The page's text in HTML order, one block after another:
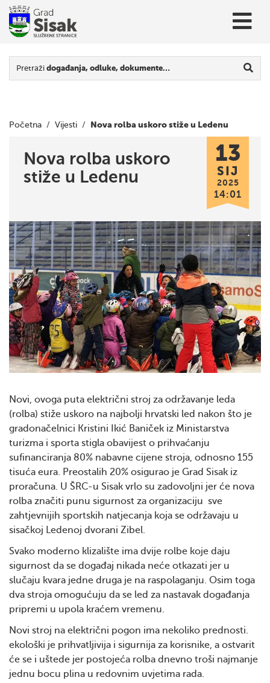
Pretraži događanja, odluke, dokumente…
Početna / Vijesti / Nova rolba uskoro stiže u Ledenu
Nova rolba uskoro
stiže u Ledenu
13
SIJ
2025
14:01
Novi, ovoga puta električni stroj za održavanje leda
(rolba) stiže uskoro na najbolji hrvatski led nakon što je
gradonačelnici Kristini Ikić Baniček iz Ministarstva
turizma i sporta stigla obavijest o prihvaćanju
sufinanciranja 80% nabavne cijene stroja, odnosno 155
tisuća eura. Preostalih 20% osigurao je Grad Sisak iz
proračuna. U ŠRC-u Sisak vrlo su zadovoljni jer će nova
rolba značiti punu sigurnost za organizaciju sve
zahtjevnijih sportskih natjecanja koja se održavaju u
sisačkoj Ledenoj dvorani Zibel.
Svako moderno klizalište ima dvije rolbe koje daju
sigurnost da se događaj nikada neće otkazati jer u
slučaju kvara jedne druga je na raspolaganju. Osim toga
dva stroja omogućuju da se led za nastavak događanja
pripremi u upola kraćem vremenu.
Novi stroj na električni pogon ima nekoliko prednosti.
ekološki je prihvatljivija i sigurnija za korisnike, a ostvarit
će se i uštede jer postojeća rolba dnevno troši najmanje
jednu bocu plina u redovnim uvjetima rada.